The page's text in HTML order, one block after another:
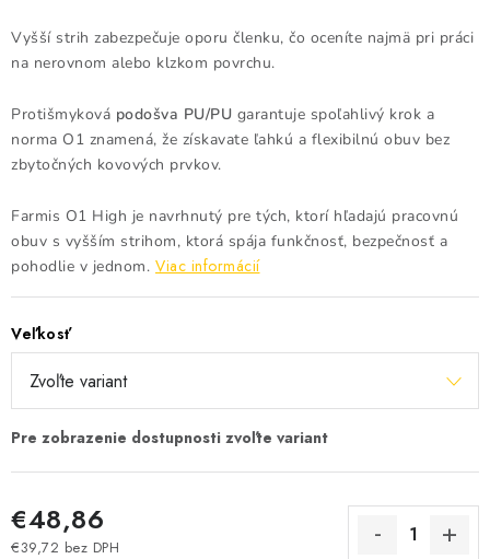
Vyšší strih zabezpečuje oporu členku, čo oceníte najmä pri práci
na nerovnom alebo klzkom povrchu.
Protišmyková podošva PU/PU garantuje spoľahlivý krok a
norma O1 znamená, že získavate ľahkú a flexibilnú obuv bez
zbytočných kovových prvkov.
Farmis O1 High je navrhnutý pre tých, ktorí hľadajú pracovnú
obuv s vyšším strihom, ktorá spája funkčnosť, bezpečnosť a
pohodlie v jednom. Viac informácií
Veľkosť
€48,86
€39,72 bez DPH